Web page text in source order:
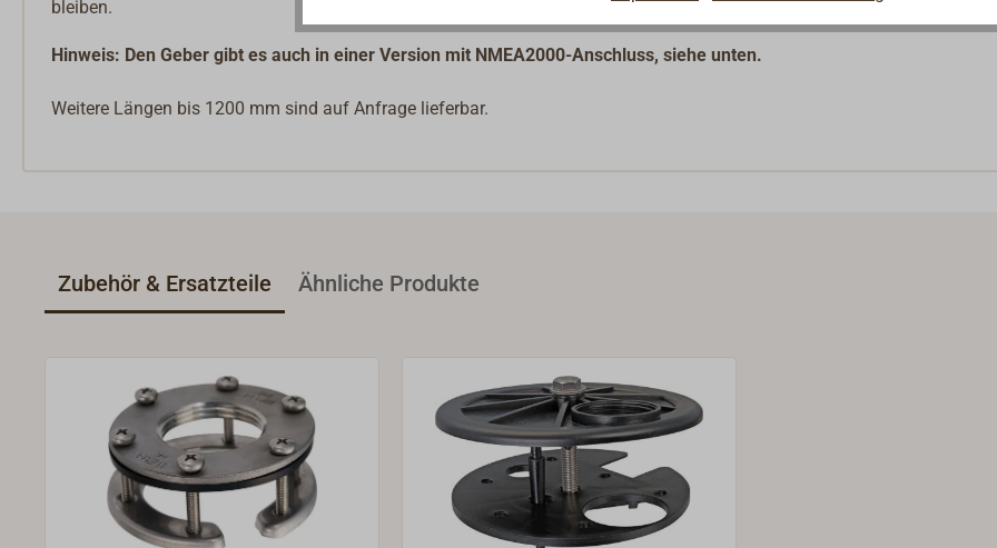
bleiben.
Hinweis: Den Geber gibt es auch in einer Version mit NMEA2000-Anschluss, siehe unten.
Weitere Längen bis 1200 mm sind auf Anfrage lieferbar.
Zubehör & Ersatzteile Ähnliche Produkte